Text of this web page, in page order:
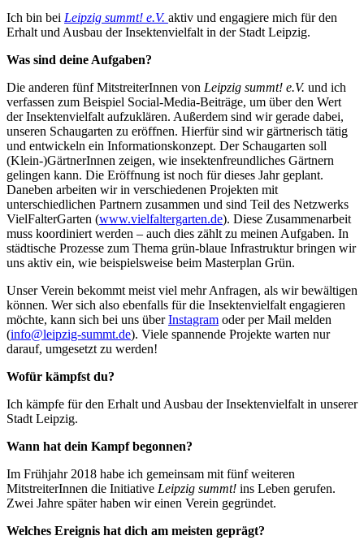
Ich bin bei Leipzig summt! e.V. aktiv und engagiere mich für den
Erhalt und Ausbau der Insektenvielfalt in der Stadt Leipzig.
Was sind deine Aufgaben?
Die anderen fünf MitstreiterInnen von Leipzig summt! e.V. und ich
verfassen zum Beispiel Social-Media-Beiträge, um über den Wert
der Insektenvielfalt aufzuklären. Außerdem sind wir gerade dabei,
unseren Schaugarten zu eröffnen. Hierfür sind wir gärtnerisch tätig
und entwickeln ein Informationskonzept. Der Schaugarten soll
(Klein-)GärtnerInnen zeigen, wie insektenfreundliches Gärtnern
gelingen kann. Die Eröffnung ist noch für dieses Jahr geplant.
Daneben arbeiten wir in verschiedenen Projekten mit
unterschiedlichen Partnern zusammen und sind Teil des Netzwerks
VielFalterGarten (www.vielfaltergarten.de). Diese Zusammenarbeit
muss koordiniert werden – auch dies zählt zu meinen Aufgaben. In
städtische Prozesse zum Thema grün-blaue Infrastruktur bringen wir
uns aktiv ein, wie beispielsweise beim Masterplan Grün.
Unser Verein bekommt meist viel mehr Anfragen, als wir bewältigen
können. Wer sich also ebenfalls für die Insektenvielfalt engagieren
möchte, kann sich bei uns überInstagram oder per Mail melden
(info@leipzig-summt.de). Viele spannende Projekte warten nur
darauf, umgesetzt zu werden!
Wofür kämpfst du?
Ich kämpfe für den Erhalt und Ausbau der Insektenvielfalt in unserer
Stadt Leipzig.
Wann hat dein Kampf begonnen?
Im Frühjahr 2018 habe ich gemeinsam mit fünf weiteren
MitstreiterInnen die Initiative Leipzig summt! ins Leben gerufen.
Zwei Jahre später haben wir einen Verein gegründet.
Welches Ereignis hat dich am meisten geprägt?